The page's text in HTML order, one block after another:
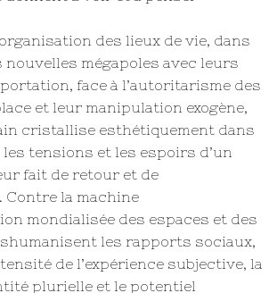
des lieux de vie, dans
nouvelles mégapoles avec leurs
face à l’autoritarisme des
et leur manipulation exogène,
cristallise esthétiquement dans
tensions et les espoirs d’un
fait de retour et de
Contre la machine
mondialisée des espaces et des
les rapports sociaux,
de l’expérience subjective, la
plurielle et le potentiel